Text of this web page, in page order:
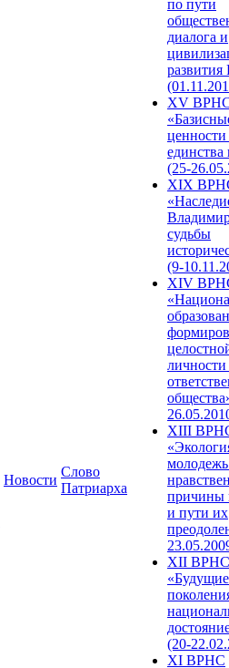
Новости
Слово
Патриарха
по пути
диалога и
развития
XV
единства
(25-
XIX
судьбы
(9-
XIV
XIII
причины
и пути их
XII ВРНС
«Будущие
(20-
XI ВРНС